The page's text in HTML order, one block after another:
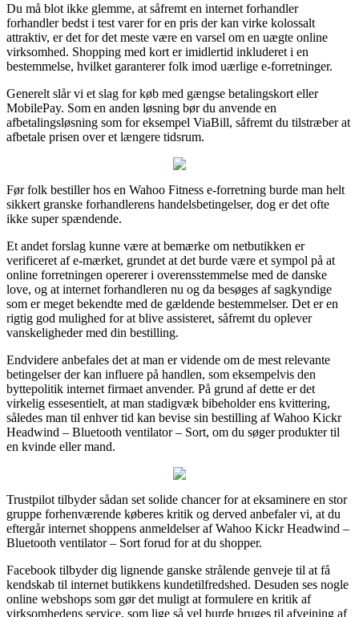
Du må blot ikke glemme, at såfremt en internet forhandler
forhandler bedst i test varer for en pris der kan virke kolossalt
attraktiv, er det for det meste være en varsel om en uægte online
virksomhed. Shopping med kort er imidlertid inkluderet i en
bestemmelse, hvilket garanterer folk imod uærlige e-forretninger.
Generelt slår vi et slag for køb med gængse betalingskort eller
MobilePay. Som en anden løsning bør du anvende en
afbetalingsløsning som for eksempel ViaBill, såfremt du tilstræber at
afbetale prisen over et længere tidsrum.
Før folk bestiller hos en Wahoo Fitness e-forretning burde man helt
sikkert granske forhandlerens handelsbetingelser, dog er det ofte
ikke super spændende.
Et andet forslag kunne være at bemærke om netbutikken er
verificeret af e-mærket, grundet at det burde være et sympol på at
online forretningen opererer i overensstemmelse med de danske
love, og at internet forhandleren nu og da besøges af sagkyndige
som er meget bekendte med de gældende bestemmelser. Det er en
rigtig god mulighed for at blive assisteret, såfremt du oplever
vanskeligheder med din bestilling.
Endvidere anbefales det at man er vidende om de mest relevante
betingelser der kan influere på handlen, som eksempelvis den
byttepolitik internet firmaet anvender. På grund af dette er det
virkelig essesentielt, at man stadigvæk bibeholder ens kvittering,
således man til enhver tid kan bevise sin bestilling af Wahoo Kickr
Headwind – Bluetooth ventilator – Sort, om du søger produkter til
en kvinde eller mand.
Trustpilot tilbyder sådan set solide chancer for at eksaminere en stor
gruppe forhenværende køberes kritik og derved anbefaler vi, at du
eftergår internet shoppens anmeldelser af Wahoo Kickr Headwind –
Bluetooth ventilator – Sort forud for at du shopper.
Facebook tilbyder dig lignende ganske strålende genveje til at få
kendskab til internet butikkens kundetilfredshed. Desuden ses nogle
online webshops som gør det muligt at formulere en kritik af
virksomhedens service, som lige så vel burde bruges til afvejning af